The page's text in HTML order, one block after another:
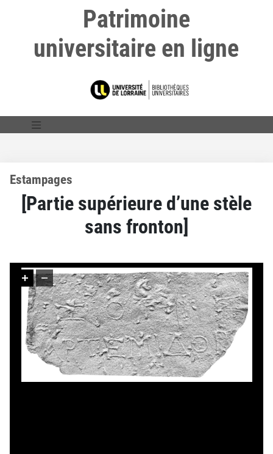
Patrimoine
universitaire en ligne
Estampages
[Partie supérieure d’une stèle
sans fronton]